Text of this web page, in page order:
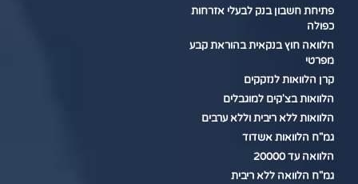
פתיחת חשבון בנק לבעלי אזרחות
כפולה
הלוואה חוץ בנקאית בהוראת קבע
מפרטי
קרן הלוואות לנזקקים
הלוואות בצ'קים למוגבלים
הלוואות ללא ריבית וללא ערבים
גמ"ח הלוואות אשדוד
הלוואה עד 20000
גמ"ח הלוואה ללא ריבית